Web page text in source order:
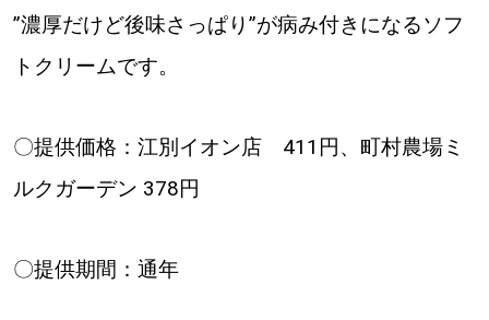
”濃厚だけど後味さっぱり”が病み付きになるソフ
トクリームです。
〇提供価格：江別イオン店 411円、町村農場ミ
ルクガーデン 378円
〇提供期間：通年